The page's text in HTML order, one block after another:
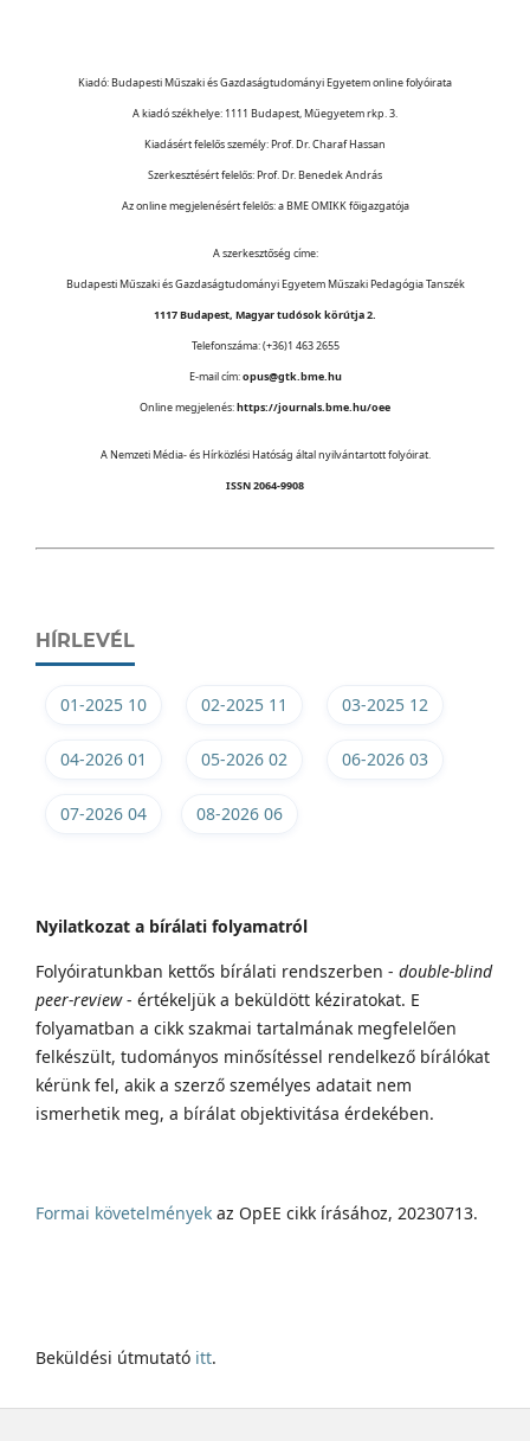
Kiadó: Budapesti Műszaki és Gazdaságtudományi Egyetem online folyóirata
A kiadó székhelye: 1111 Budapest, Műegyetem rkp. 3.
Kiadásért felelős személy: Prof. Dr. Charaf Hassan
Szerkesztésért felelős: Prof. Dr. Benedek András
Az online megjelenésért felelős: a BME OMIKK főigazgatója
A szerkesztőség címe:
Budapesti Műszaki és Gazdaságtudományi Egyetem Műszaki Pedagógia Tanszék
1117 Budapest, Magyar tudósok körútja 2.
Telefonszáma: (+36)1 463 2655
E-mail cím:opus@gtk.bme.hu
Online megjelenés:https://journals.bme.hu/oee
A Nemzeti Média- és Hírközlési Hatóság által nyilvántartott folyóirat.
ISSN 2064-9908
HÍRLEVÉL
01-2025 10 02-2025 11 03-2025 12
04-2026 01 05-2026 02 06-2026 03
07-2026 04 08-2026 06
Nyilatkozat a bírálati folyamatról
Folyóiratunkban kettős bírálati rendszerben - double-blind
peer-review- értékeljük a beküldött kéziratokat. E
folyamatban a cikk szakmai tartalmának megfelelően
felkészült, tudományos minősítéssel rendelkező bírálókat
kérünk fel, akik a szerző személyes adatait nem
ismerhetik meg, a bírálat objektivitása érdekében.
Formai követelmények az OpEE cikk írásához, 20230713.
Beküldési útmutató itt.